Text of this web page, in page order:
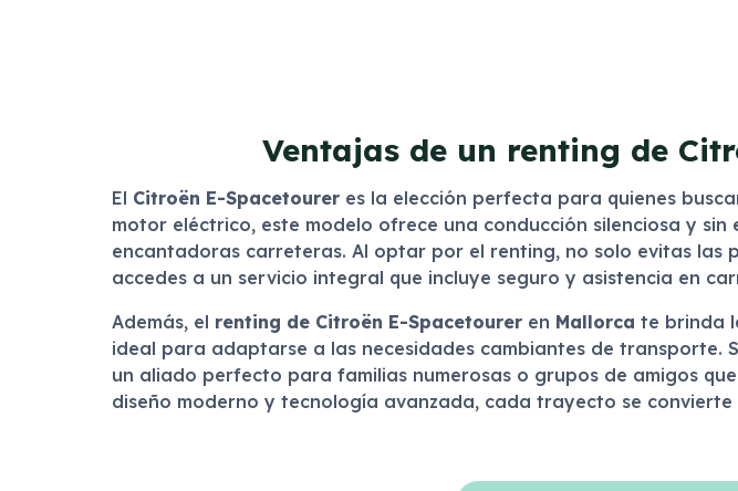
Ventajas de un renting de
El Citroën E-Spacetoureres la elección perfecta para quienes
motor eléctrico, este modelo ofrece una conducción silenciosa y
encantadoras carreteras. Al optar por el renting, no solo evitas las
accedes a un servicio integral que incluye seguro y asistencia en
Además, el renting de Citroën E-Spacetoureren Mallorca te brinda
ideal para adaptarse a las necesidades cambiantes de
un aliado perfecto para familias numerosas o grupos de amigos
diseño moderno y tecnología avanzada, cada trayecto se